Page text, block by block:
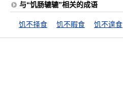
与“饥肠辘辘”相关的成语
饥不择食 饥不暇食 饥不遑食